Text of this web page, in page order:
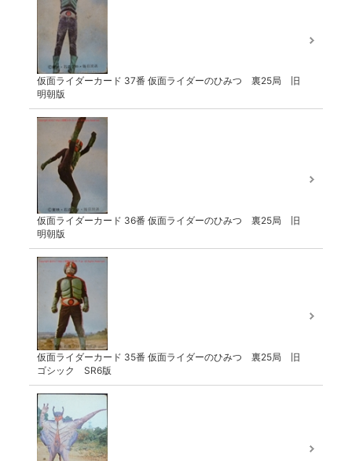
仮面ライダーカード 37番 仮面ライダーのひみつ 裏25局 旧
明朝版
仮面ライダーカード 36番 仮面ライダーのひみつ 裏25局 旧
明朝版
仮面ライダーカード 35番 仮面ライダーのひみつ 裏25局 旧
ゴシック SR6版